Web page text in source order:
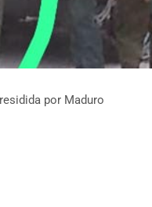
por Maduro